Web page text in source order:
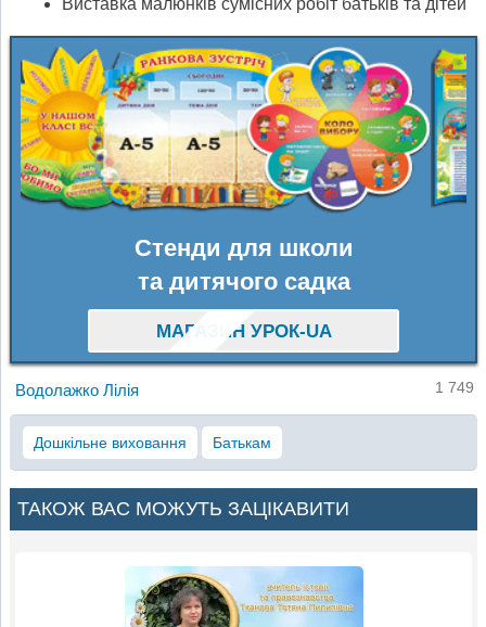
Виставка малюнків сумісних робіт батьків та дітей
Стенди для школи
та дитячого садка
МАГАЗИН УРОК-UA
Водолажко Лілія 1 749
Дошкільне виховання Батькам
ТАКОЖ ВАС МОЖУТЬ ЗАЦІКАВИТИ